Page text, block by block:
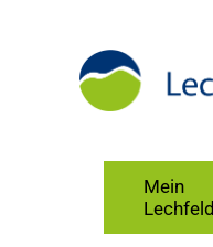
Mein
Lechfeld